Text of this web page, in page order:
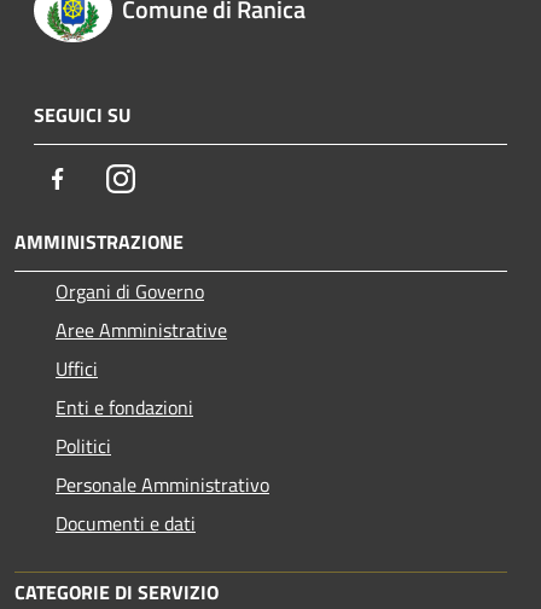
Comune di Ranica
SEGUICI SU
FacebookInstagram
AMMINISTRAZIONE
Organi di Governo
Aree Amministrative
Uffici
Enti e fondazioni
Politici
Personale Amministrativo
Documenti e dati
CATEGORIE DI SERVIZIO